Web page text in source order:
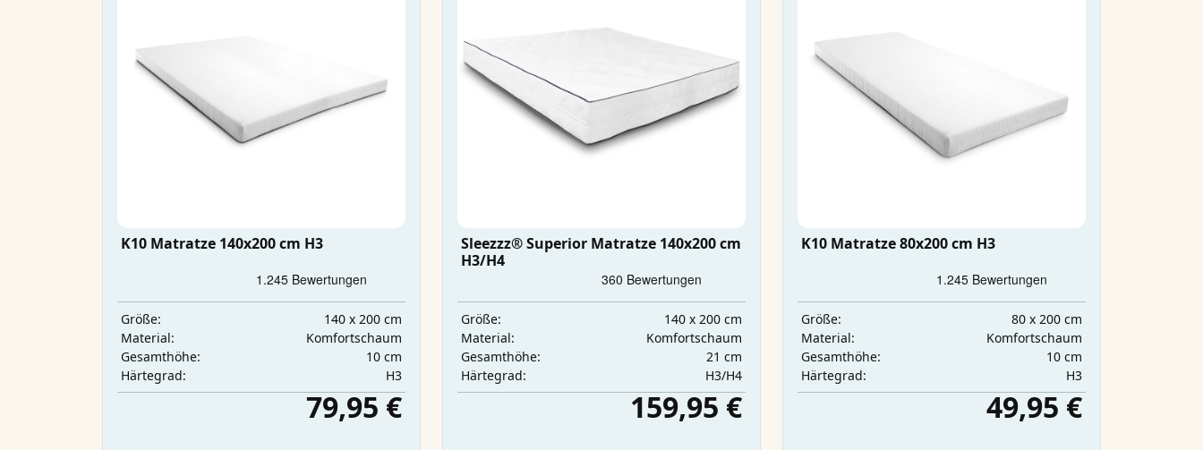
K10 Matratze 140x200 cm H3
Größe:
140 x 200 cm
Material:
Komfortschaum
Gesamthöhe:
10 cm
Härtegrad:
H3
79,95 €
Sleezzz® Superior Matratze 140x200 cm
H3/H4
Größe:
140 x 200 cm
Material:
Komfortschaum
Gesamthöhe:
21 cm
Härtegrad:
H3/H4
159,95 €
K10 Matratze 80x200 cm H3
Größe:
80 x 200 cm
Material:
Komfortschaum
Gesamthöhe:
10 cm
Härtegrad:
H3
49,95 €